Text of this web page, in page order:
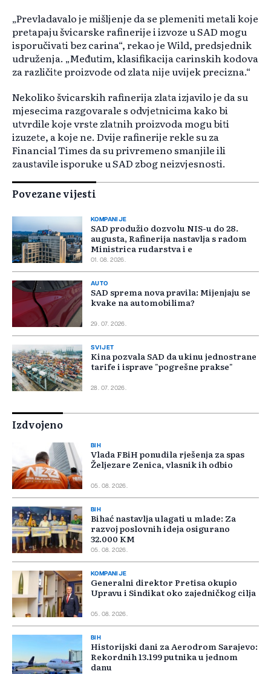
„Prevladavalo je mišljenje da se plemeniti metali koje
pretapaju švicarske rafinerije i izvoze u SAD mogu
isporučivati bez carina“, rekao je Wild, predsjednik
udruženja. „Međutim, klasifikacija carinskih kodova
za različite proizvode od zlata nije uvijek precizna.“
Nekoliko švicarskih rafinerija zlata izjavilo je da su
mjesecima razgovarale s odvjetnicima kako bi
utvrdile koje vrste zlatnih proizvoda mogu biti
izuzete, a koje ne. Dvije rafinerije rekle su za
Financial Times da su privremeno smanjile ili
zaustavile isporuke u SAD zbog neizvjesnosti.
Povezane vijesti
KOMPANIJE
SAD produžio dozvolu NIS-u do 28.
augusta, Rafinerija nastavlja s radom
Ministrica rudarstva i e
01. 08. 2026.
AUTO
SAD sprema nova pravila: Mijenjaju se
kvake na automobilima?
29. 07. 2026.
SVIJET
Kina pozvala SAD da ukinu jednostrane
tarife i isprave "pogrešne prakse"
28. 07. 2026.
Izdvojeno
BIH
Vlada FBiH ponudila rješenja za spas
Željezare Zenica, vlasnik ih odbio
05. 08. 2026.
BIH
Bihać nastavlja ulagati u mlade: Za
razvoj poslovnih ideja osigurano
32.000 KM
05. 08. 2026.
KOMPANIJE
Generalni direktor Pretisa okupio
Upravu i Sindikat oko zajedničkog cilja
05. 08. 2026.
BIH
Historijski dani za Aerodrom Sarajevo:
Rekordnih 13.199 putnika u jednom
danu